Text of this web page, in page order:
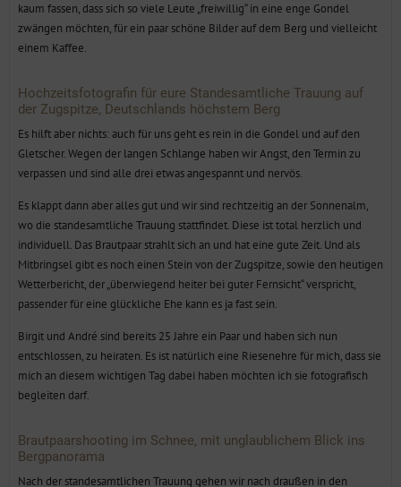
kaum fassen, dass sich so viele Leute „freiwillig“ in eine enge Gondel
zwängen möchten, für ein paar schöne Bilder auf dem Berg und vielleicht
einem Kaffee.
Hochzeitsfotografin für eure Standesamtliche Trauung auf
der Zugspitze, Deutschlands höchstem Berg
Es hilft aber nichts: auch für uns geht es rein in die Gondel und auf den
Gletscher. Wegen der langen Schlange haben wir Angst, den Termin zu
verpassen und sind alle drei etwas angespannt und nervös.
Es klappt dann aber alles gut und wir sind rechtzeitig an der Sonnenalm,
wo die standesamtliche Trauung stattfindet. Diese ist total herzlich und
individuell. Das Brautpaar strahlt sich an und hat eine gute Zeit. Und als
Mitbringsel gibt es noch einen Stein von der Zugspitze, sowie den heutigen
Wetterbericht, der „überwiegend heiter bei guter Fernsicht“ verspricht,
passender für eine glückliche Ehe kann es ja fast sein.
Birgit und André sind bereits 25 Jahre ein Paar und haben sich nun
entschlossen, zu heiraten. Es ist natürlich eine Riesenehre für mich, dass sie
mich an diesem wichtigen Tag dabei haben möchten ich sie fotografisch
begleiten darf.
Brautpaarshooting im Schnee, mit unglaublichem Blick ins
Bergpanorama
Nach der standesamtlichen Trauung gehen wir nach draußen in den